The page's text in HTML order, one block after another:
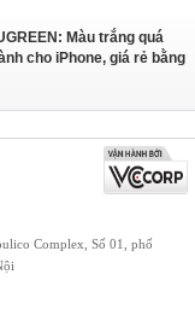
Màu trắng quá
cho iPhone, giá rẻ bằng
Complex, Số 01, phố